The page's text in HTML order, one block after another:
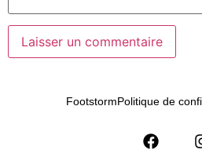
FootstormPolitique de